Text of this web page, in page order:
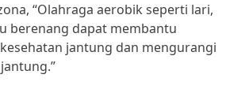
“Olahraga aerobik seperti lari,
berenang dapat membantu
jantung dan mengurangi